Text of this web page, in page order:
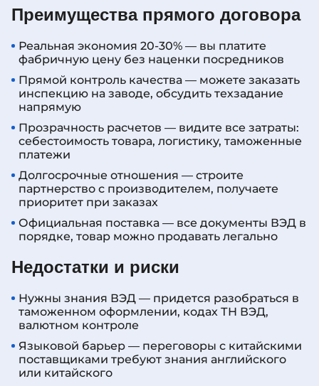
Преимущества прямого договора
Реальная экономия 20-30% — вы платите
фабричную цену без наценки посредников
Прямой контроль качества — можете заказать
инспекцию на заводе, обсудить техзадание
напрямую
Прозрачность расчетов — видите все затраты:
себестоимость товара, логистику, таможенные
платежи
Долгосрочные отношения — строите
партнерство с производителем, получаете
приоритет при заказах
Официальная поставка — все документы ВЭД в
порядке, товар можно продавать легально
Недостатки и риски
Нужны знания ВЭД — придется разобраться в
таможенном оформлении, кодах ТН ВЭД,
валютном контроле
Языковой барьер — переговоры с китайскими
поставщиками требуют знания английского
или китайского